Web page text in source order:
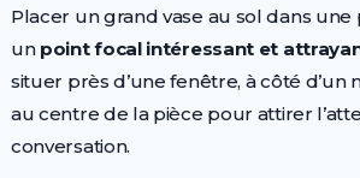
Placer un grand vase au sol dans
un point focal intéressant et
situer près d’une fenêtre, à côté
au centre de la pièce pour attirer
conversation.